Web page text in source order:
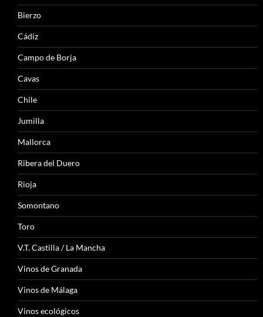
Bierzo
Cádiz
Campo de Borja
Cavas
Chile
Jumilla
Mallorca
Ribera del Duero
Rioja
Somontano
Toro
V.T. Castilla / La Mancha
Vinos de Granada
Vinos de Málaga
Vinos ecológicos